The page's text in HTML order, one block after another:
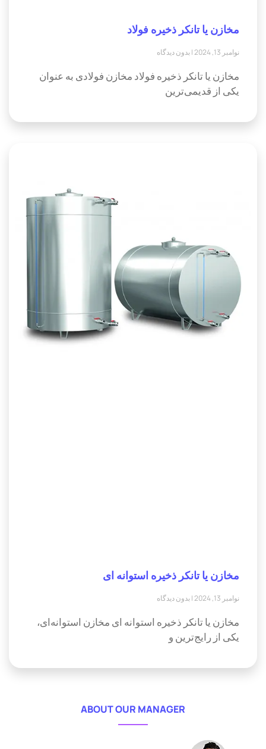
مخازن یا تانکر ذخیره فولاد
نوامبر 13, 2024 بدون دیدگاه
مخازن یا تانکر ذخیره فولاد مخازن فولادی به عنوان
یکی از قدیمی‌ترین
مخازن یا تانکر ذخیره استوانه ای
نوامبر 13, 2024 بدون دیدگاه
مخازن یا تانکر ذخیره استوانه ای مخازن استوانه‌ای،
یکی از رایج‌ترین و
ABOUT OUR MANAGER